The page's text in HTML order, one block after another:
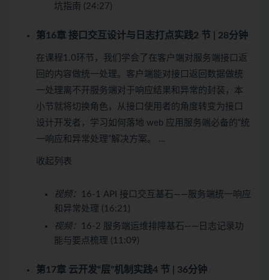
坑指南 (24:27)
第16章 接口交互设计与日志打点实践2 节 | 28分钟
在课程1.0环节，我们学会了在客户端对服务端接口返
回的内容做统一处理。客户端能对接口返回数据做统
一处理离不开服务端对于响应结果和异常的封装，本
小节就将切换角色，从接口使用者的角度转变为接口
设计开发者，学习如何落地 web 应用服务端必备的“统
一响应和异常处理”解决方案。 …
收起列表
视频：
16-1 API 接口交互基石——服务端统一响应
和异常处理 (16:21)
视频：
16-2 服务端运维排障基石——日志记录功
能与要点梳理 (11:09)
第17章 云开发“层”机制实践4 节 | 36分钟